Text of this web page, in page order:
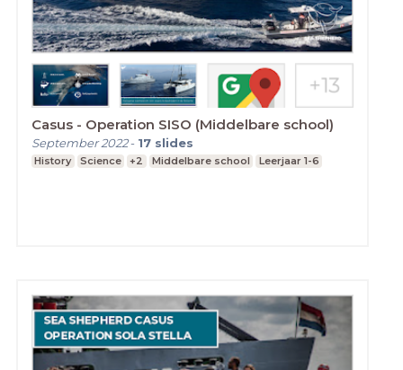
Casus - Operation SISO (Middelbare school)
September 2022- 17 slides
History Science +2 Middelbare school Leerjaar 1-6